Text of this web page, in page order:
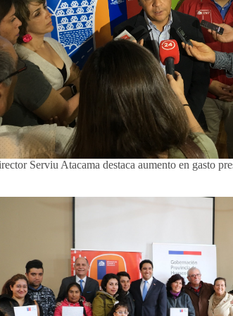
Serviu Atacama destaca aumento en gasto